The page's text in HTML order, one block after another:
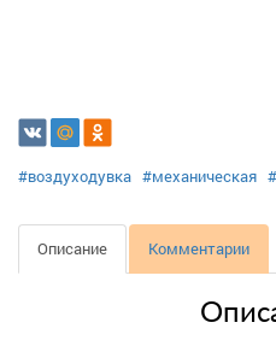
#воздуходувка #механическая
Описание Комментарии